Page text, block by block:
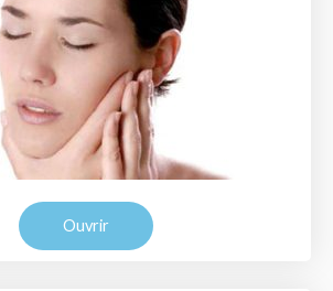
Ouvrir